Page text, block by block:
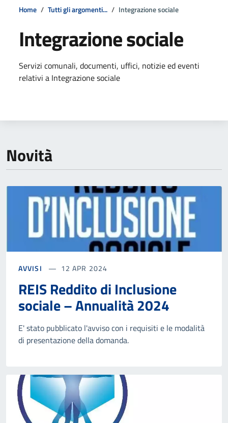
Home Tutti gli argomenti... Integrazione sociale
Integrazione sociale
Dettagli della notizia
Servizi comunali, documenti, uffici, notizie ed eventi
relativi a Integrazione sociale
Novità
AVVISI 12 APR 2024
REIS Reddito di Inclusione
sociale – Annualità 2024
E' stato pubblicato l'avviso con i requisiti e le modalità
di presentazione della domanda.